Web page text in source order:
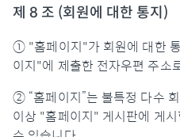
제 8 조 (회원에 대한 통지)
① "홈페이지"가 회원에 대한
이지"에 제출한 전자우편 주소
② “홈페이지”는 불특정 다수
이상 "홈페이지" 게시판에 게